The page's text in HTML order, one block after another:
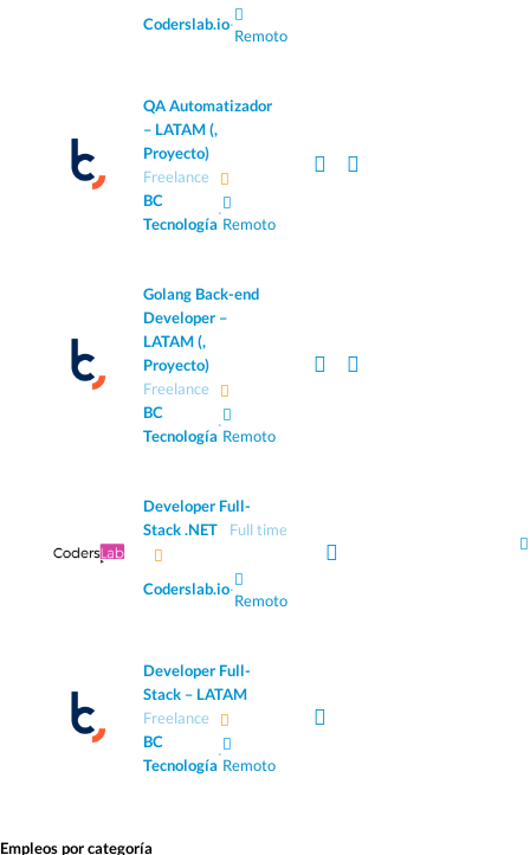
Coderslab.io·
Remoto
QA Automatizador
– LATAM (,
Proyecto)
Freelance
BC
Tecnología
·
Remoto
Golang Back-end
Developer –
LATAM (,
Proyecto)
Freelance
BC
Tecnología
·
Remoto
Developer Full-
Stack .NET
Full time
Coderslab.io·
Remoto
Developer Full-
Stack – LATAM
Freelance
BC
Tecnología
·
Remoto
Empleos por categoría